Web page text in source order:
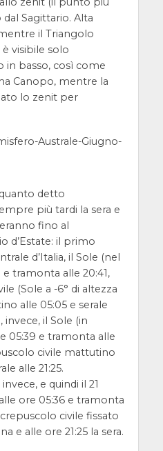
Sagittario. Alta
il Triangolo
è visibile solo
basso, così come
Canopo, mentre la
lo zenit per
detto
più tardi la sera e
fino al
d’Estate: il primo
d’Italia, il Sole (nel
tramonta alle 20:41,
(Sole a -6° di altezza
alle 05:05 e serale
invece, il Sole (in
05:39 e tramonta alle
civile mattutino
alle 21:25.
e quindi il 21
ore 05:36 e tramonta
civile fissato
e alle ore 21:25 la sera.